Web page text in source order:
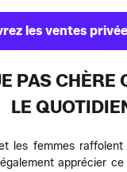
les ventes
PAS CHÈRE
LE
les femmes
apprécier